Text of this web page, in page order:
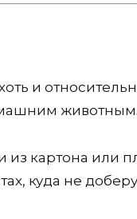
и
животным.
из картона или
куда не